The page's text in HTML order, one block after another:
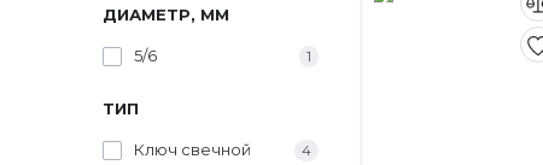
ДИАМЕТР, ММ
5/6 1
ТИП
Ключ свечной 4